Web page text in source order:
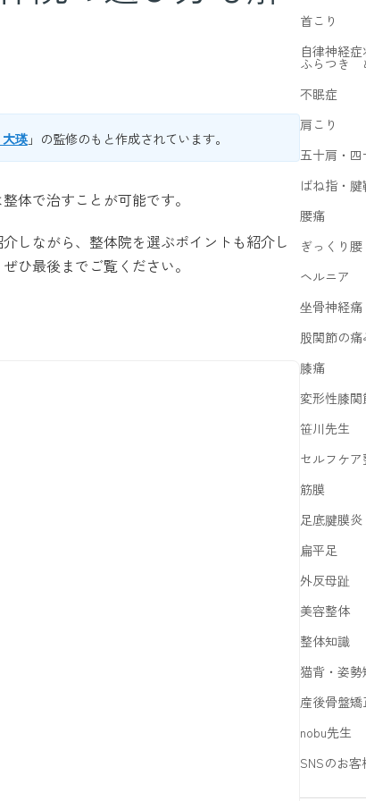
瑛」の監修のもと作成されています。
体で治すことが可能です。
しながら、整体院を選ぶポイントも紹介し
ひ最後までご覧ください。
首こり
自律神経症
ふらつき
不眠症
肩こり
五十肩・四
ばね指・
腰痛
ぎっくり腰
ヘルニア
坐骨神経痛
股関節の痛
膝痛
変形性膝関
笹川先生
セルフケア
筋膜
足底腱膜炎
扁平足
外反母趾
美容整体
整体知識
猫背・姿勢
産後骨盤矯
nobu先生
SNSのお